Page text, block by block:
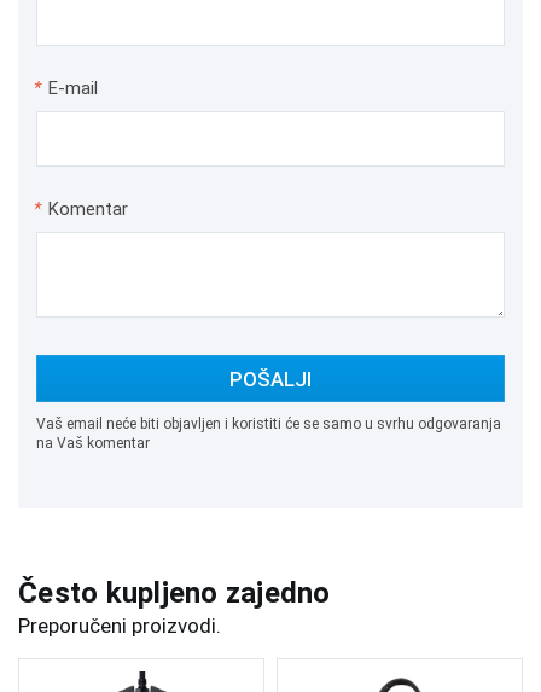
* E-mail
* Komentar
POŠALJI
Vaš email neće biti objavljen i koristiti će se samo u svrhu odgovaranja
na Vaš komentar
Često kupljeno zajedno
Preporučeni proizvodi.